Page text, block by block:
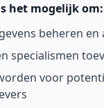
het mogelijk om:
beheren en
specialismen
voor